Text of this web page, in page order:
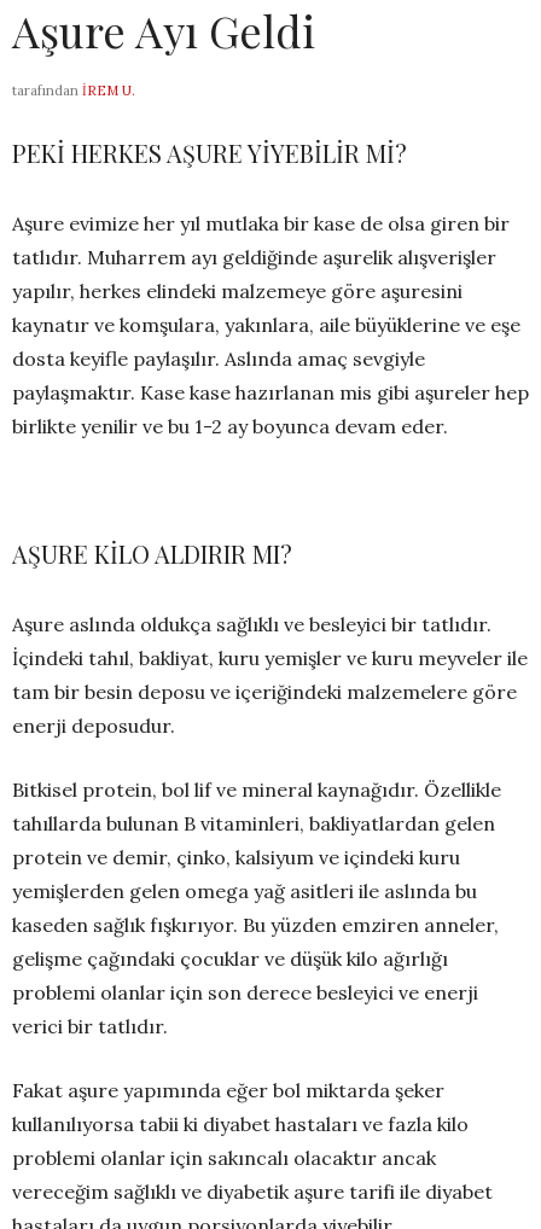
Aşure Ayı Geldi
tarafından İREM U.
PEKİ HERKES AŞURE YİYEBİLİR Mİ?
Aşure evimize her yıl mutlaka bir kase de olsa giren bir
tatlıdır. Muharrem ayı geldiğinde aşurelik alışverişler
yapılır, herkes elindeki malzemeye göre aşuresini
kaynatır ve komşulara, yakınlara, aile büyüklerine ve eşe
dosta keyifle paylaşılır. Aslında amaç sevgiyle
paylaşmaktır. Kase kase hazırlanan mis gibi aşureler hep
birlikte yenilir ve bu 1-2 ay boyunca devam eder.
AŞURE KİLO ALDIRIR MI?
Aşure aslında oldukça sağlıklı ve besleyici bir tatlıdır.
İçindeki tahıl, bakliyat, kuru yemişler ve kuru meyveler ile
tam bir besin deposu ve içeriğindeki malzemelere göre
enerji deposudur.
Bitkisel protein, bol lif ve mineral kaynağıdır. Özellikle
tahıllarda bulunan B vitaminleri, bakliyatlardan gelen
protein ve demir, çinko, kalsiyum ve içindeki kuru
yemişlerden gelen omega yağ asitleri ile aslında bu
kaseden sağlık fışkırıyor. Bu yüzden emziren anneler,
gelişme çağındaki çocuklar ve düşük kilo ağırlığı
problemi olanlar için son derece besleyici ve enerji
verici bir tatlıdır.
Fakat aşure yapımında eğer bol miktarda şeker
kullanılıyorsa tabii ki diyabet hastaları ve fazla kilo
problemi olanlar için sakıncalı olacaktır ancak
vereceğim sağlıklı ve diyabetik aşure tarifi ile diyabet